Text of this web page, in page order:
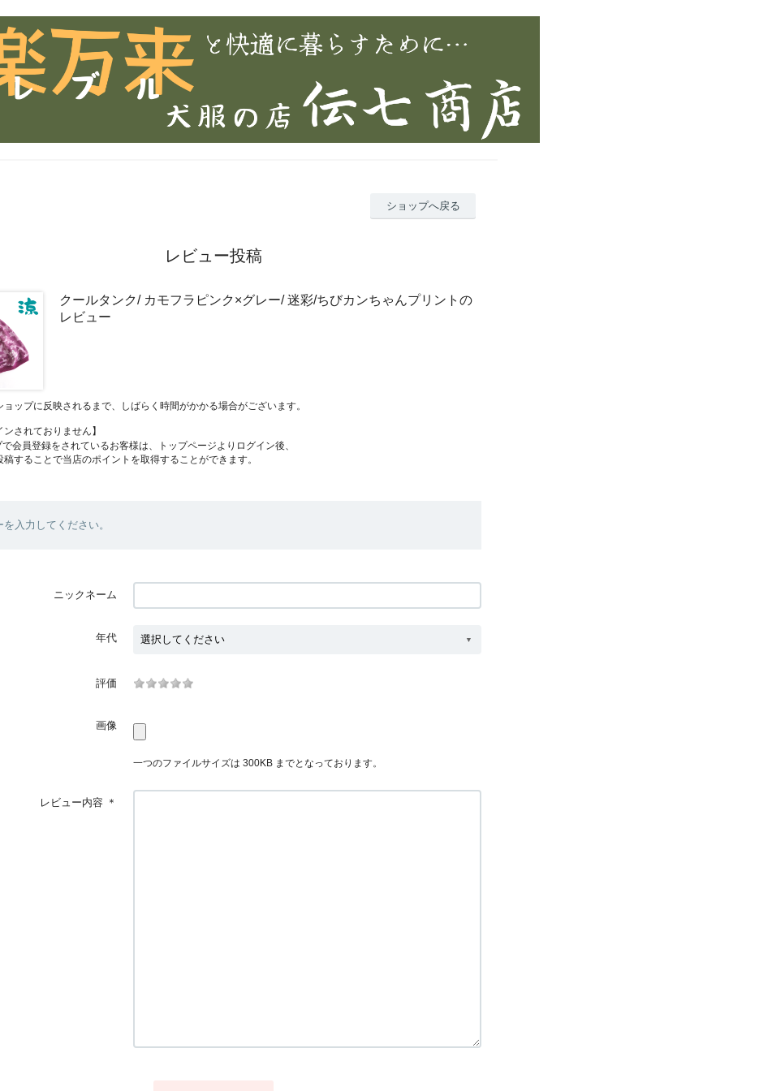
ショップへ戻る
レビュー投稿
クールタンク/ カモフラピンク×グレー/ 迷彩/ちびカンちゃんプリントの
レビュー
ョップに反映されるまで、しばらく時間がかかる場合がございます。
ンされておりません】
会員登録をされているお客様は、トップページよりログイン後、
稿することで当店のポイントを取得することができます。
を入力してください。
ニックネーム
年代
評価
画像
一つのファイルサイズは 300KB までとなっております。
レビュー内容 ＊